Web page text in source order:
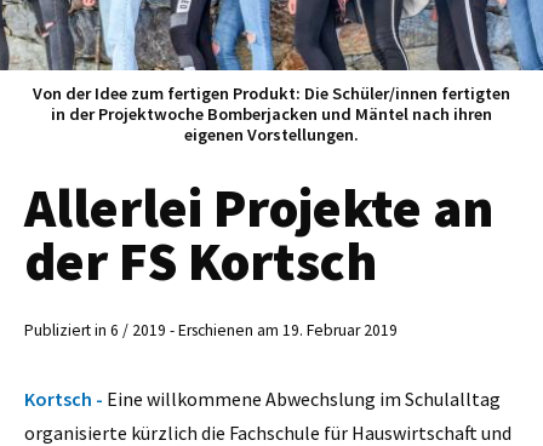
Von der Idee zum fertigen Produkt: Die Schüler/innen fertigten
in der Projektwoche Bomberjacken und Mäntel nach ihren
eigenen Vorstellungen.
Allerlei Projekte an
der FS Kortsch
Publiziert in 6 / 2019 - Erschienen am 19. Februar 2019
Kortsch - Eine willkommene Abwechslung im Schulalltag
organisierte kürzlich die Fachschule für Hauswirtschaft und